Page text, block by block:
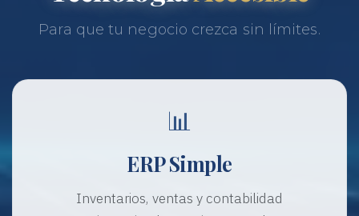
Para que tu negocio crezca sin límites.
📊
ERP Simple
Inventarios, ventas y contabilidad